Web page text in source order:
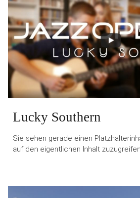
Lucky Southern
Sie sehen gerade einen
auf den eigentlichen Inhalt